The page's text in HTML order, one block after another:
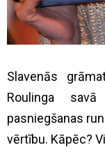
Slavenās
Roulinga
pasniegšanas
vērtību. Kāpēc?